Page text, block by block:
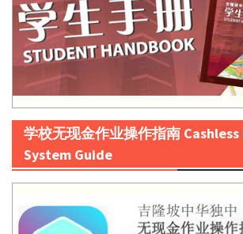
学校无现金作业操作指南
System Guide